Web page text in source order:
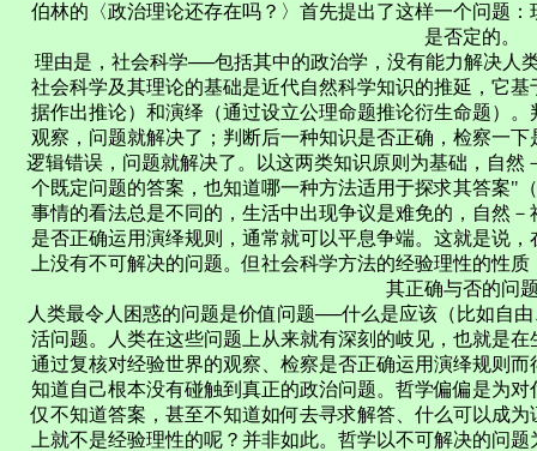
伯林的〈政治理论还存在吗？〉首先提出了这样一个问题
是否定的。
理由是，社会科学──包括其中的政治学，没有能力解决人
社会科学及其理论的基础是近代自然科学知识的推延，它
据作出推论）和演绎（通过设立公理命题推论衍生命题）
观察，问题就解决了；判断后一种知识是否正确，检察一
逻辑错误，问题就解决了。以这两类知识原则为基础，自
个既定问题的答案，也知道哪一种方法适用于探求其答案"
事情的看法总是不同的，生活中出现争议是难免的，自然
是否正确运用演绎规则，通常就可以平息争端。这就是说
上没有不可解决的问题。但社会科学方法的经验理性的性
其正确与否的问
人类最令人困惑的问题是价值问题──什么是应该（比如自
活问题。人类在这些问题上从来就有深刻的岐见，也就是
通过复核对经验世界的观察、检察是否正确运用演绎规则
知道自己根本没有碰触到真正的政治问题。哲学偏偏是为
仅不知道答案，甚至不知道如何去寻求解答、什么可以成
上就不是经验理性的呢？并非如此。哲学以不可解决的问